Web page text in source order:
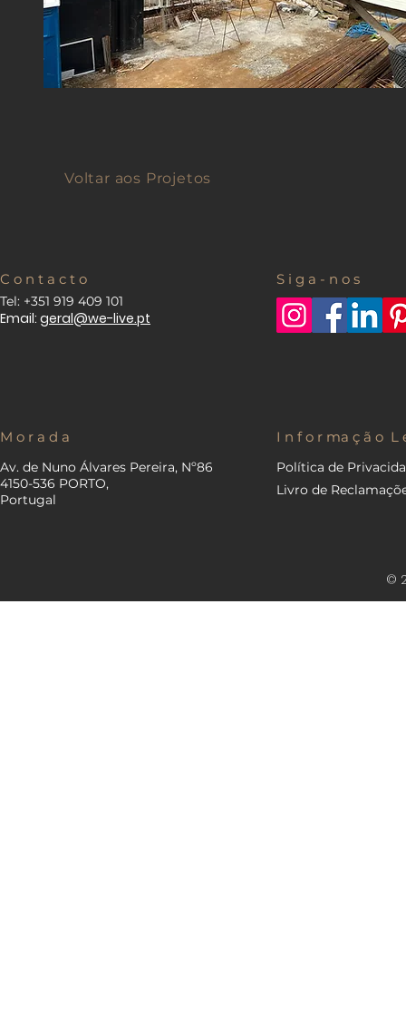
Voltar aos Projetos
C o n t a c t o
Tel: +351 919 409 101
Email: geral@we-live.pt
S i g a - n o s
M o r a d a
Av. de Nuno Álvares Pereira, Nº86
4150-536 PORTO,
Portugal
I n f o r ma ç ã o L
Política de
Livro de
©